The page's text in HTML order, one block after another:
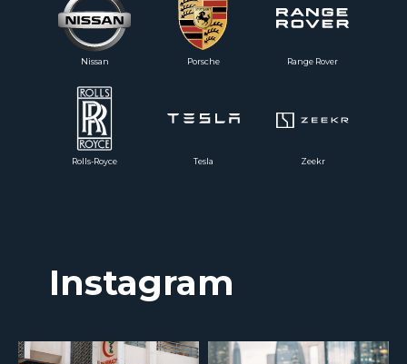
Zeekr
Porsche Range Rover
Tesla
Nissan
Rolls-Royce
Instagram